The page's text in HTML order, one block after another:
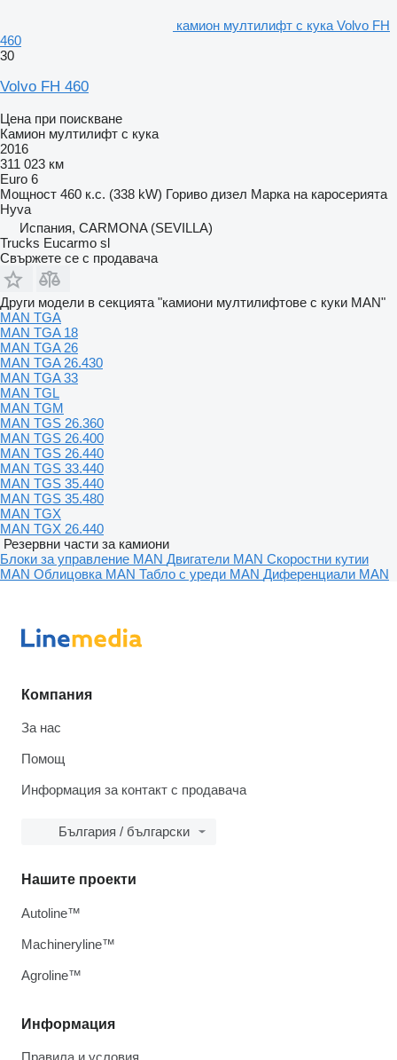
камион мултилифт с кука Volvo FH
460
30
Volvo FH 460
Цена при поискване
Камион мултилифт с кука
2016
311 023 км
Euro 6
Мощност 460 к.с. (338 kW) Гориво дизел Марка на каросерията
Hyva
Испания, CARMONA (SEVILLA)
Trucks Eucarmo sl
Свържете се с продавача
Други модели в секцията "камиони мултилифтове с куки MAN"
MAN TGA
MAN TGA 18
MAN TGA 26
MAN TGA 26.430
MAN TGA 33
MAN TGL
MAN TGM
MAN TGS 26.360
MAN TGS 26.400
MAN TGS 26.440
MAN TGS 33.440
MAN TGS 35.440
MAN TGS 35.480
MAN TGX
MAN TGX 26.440
Резервни части за камиони
Блоки за управление MAN Двигатели MAN Скоростни кутии
MAN Облицовка MAN Табло с уреди MAN Диференциали MAN
Компания
За нас
Помощ
Информация за контакт с продавача
България / български
Информация
Нашите проекти
Autoline™
Machineryline™
Agroline™